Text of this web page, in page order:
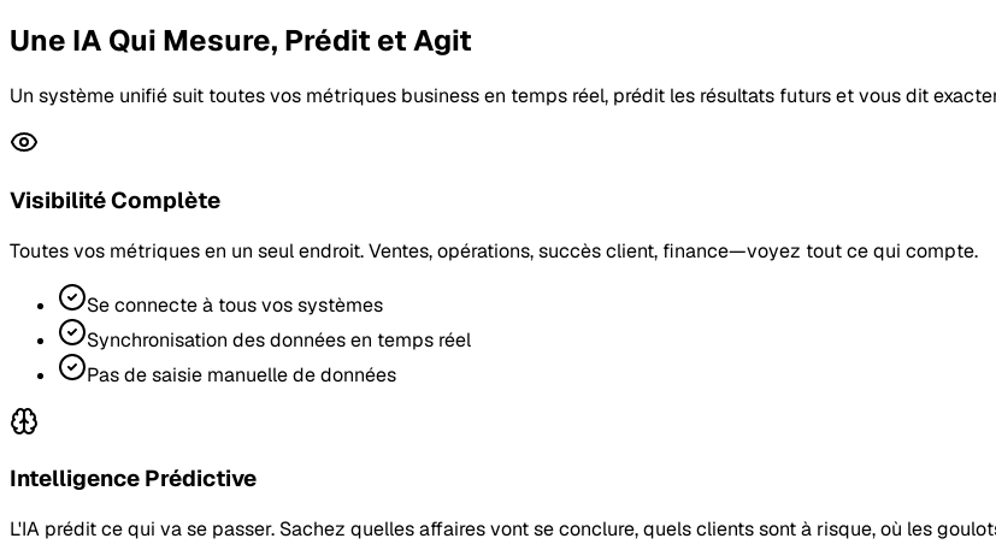
Une IA Qui Mesure, Prédit et Agit
Un système unifié suit toutes vos métriques business en temps réel, prédit les résultats futurs et vous dit
Visibilité Complète
Toutes vos métriques en un seul endroit. Ventes, opérations, succès client, finance—voyez tout ce qui compte.
Se connecte à tous vos systèmes
Synchronisation des données en temps réel
Pas de saisie manuelle de données
Intelligence Prédictive
L'IA prédit ce qui va se passer. Sachez quelles affaires vont se conclure, quels clients sont à risque, où les